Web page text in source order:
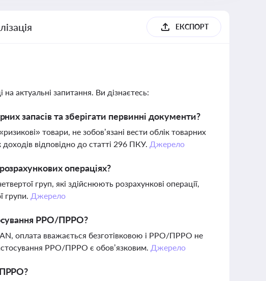
ЕКСПОРТ
актуальні запитання. Ви дізнаєтесь:
запасів та зберігати первинні документи?
товари, не зобов’язані вести облік товарних
відповідно до статті 296 ПКУ. Джерело
операціях?
груп, які здійснюють розрахункові операції,
групи. Джерело
РРО/ПРРО?
оплата вважається безготівковою і РРО/ПРРО не
РРО/ПРРО є обов’язковим. Джерело
ПРРО?